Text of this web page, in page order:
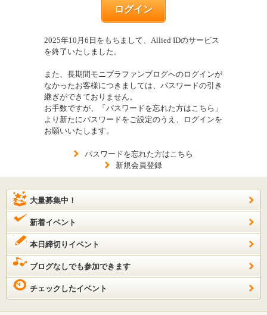
ログイン
2025年10月6日をもちまして、Allied IDのサービス
を終了いたしました。
また、長期間モニプラファンブログへのログインが
なかったお客様につきましては、パスワードの引き
継ぎができておりません。
お手数ですが、「パスワードを忘れた方はこちら」
より新たにパスワードをご設定のうえ、ログインを
お願いいたします。
パスワードを忘れた方はこちら
新規会員登録
大量募集中！
新着イベント
本日締切りイベント
ブログなしでも参加できます
チェックしたイベント